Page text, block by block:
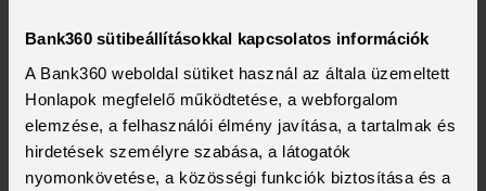
Bank360 sütibeállításokkal kapcsolatos információk
A Bank360 weboldal sütiket használ az általa üzemeltett
Honlapok megfelelő működtetése, a webforgalom
elemzése, a felhasználói élmény javítása, a tartalmak és
hirdetések személyre szabása, a látogatók
nyomonkövetése, a közösségi funkciók biztosítása és a
1117 Budapest, Infopark sétány 3.
Infopark "B" Irodaház